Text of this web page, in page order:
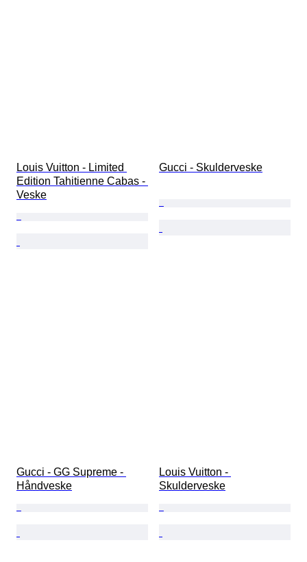
Louis Vuitton - Limited
Edition Tahitienne Cabas -
Veske
Gucci - Skulderveske
Gucci - GG Supreme -
Håndveske
Louis Vuitton -
Skulderveske